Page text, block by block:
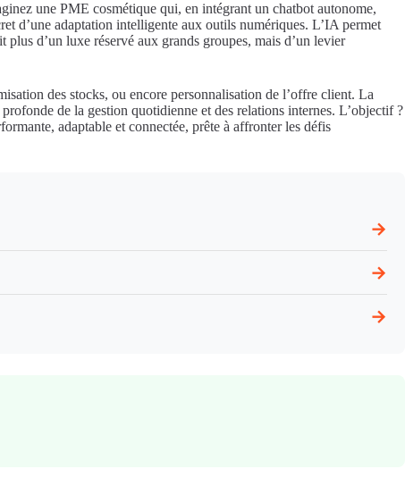
une PME cosmétique qui, en intégrant un chatbot autonome,
d’une adaptation intelligente aux outils numériques. L’IA permet
d’un luxe réservé aux grands groupes, mais d’un levier
des stocks, ou encore personnalisation de l’offre client. La
de la gestion quotidienne et des relations internes. L’objectif ?
adaptable et connectée, prête à affronter les défis
→
→
→